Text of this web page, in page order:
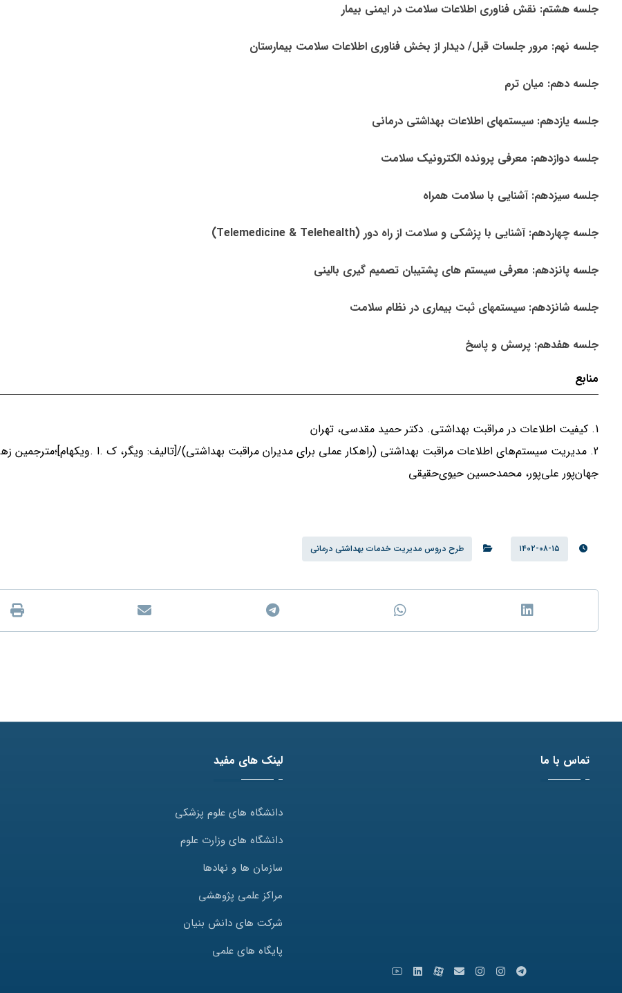
جلسه هشتم: نقش فناوری اطلاعات سلامت در ایمنی بیمار
جلسه نهم: مرور جلسات قبل/ دیدار از بخش فناوری اطلاعات سلامت بیمارستان
جلسه دهم: میان ترم
جلسه یازدهم: سیستمهای اطلاعات بهداشتی درمانی
جلسه دوازدهم: معرفی پرونده الکترونیک سلامت
جلسه سیزدهم: آشنایی با سلامت همراه
جلسه چهاردهم: آشنایی با پزشکی و سلامت از راه دور (Telemedicine & Telehealth)
جلسه پانزدهم: معرفی سیستم های پشتیبان تصمیم گیری بالینی
جلسه شانزدهم: سیستمهای ثبت بیماری در نظام سلامت
جلسه هفدهم: پرسش و پاسخ
منابع
1. کیفیت اطلاعات در مراقبت بهداشتی. دکتر حمید مقدسی، تهران
2. مدیریت سیستم‌های اطلاعات مراقبت بهداشتی (راهکار عملی برای مدیران مراقبت بهداشتی)/[تالیف: ویگر، ک .ا .ویکهام]؛مترجمین
جهان‌پور علی‌پور، محمدحسین حیوی‌حقیقی
۱۴۰۲-۰۸-۱۵ طرح دروس مدیریت خدمات بهداشتی درمانی
تماس با ما لینک های مفید
دانشگاه های علوم پزشکی
دانشگاه های وزارت علوم
سازمان ها و نهادها
مراکز علمی پژوهشی
شرکت های دانش بنیان
پایگاه های علمی